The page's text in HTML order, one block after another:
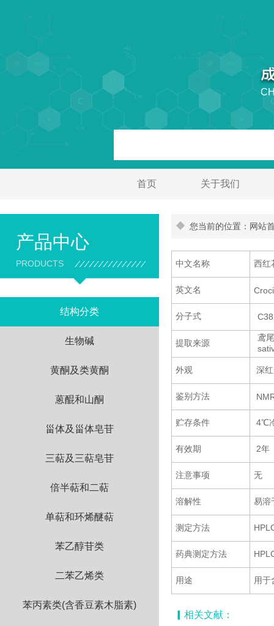
首页 关于我们
产品中心
PRODUCTS
结构分类
生物碱
黄酮及类黄酮
蒽醌和山酮
甾体及甾体皂苷
三萜及三萜皂苷
倍半萜和二萜
单萜和环烯醚萜
苯乙醇苷类
二苯乙烯类
苯丙素类(含香豆素木脂素)
您当前的位置：网站
中文名称 西红
英文名
分子式
提取来源
鸢
外观 深
4℃
2年
无
鉴别方法
贮存条件
有效期
注意事项
溶解性 易溶
测定方法
药典测定方法
用途 用于
▎相关文献：